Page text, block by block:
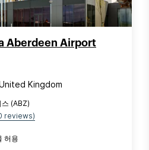
Aberdeen Airport
Kingdom
(ABZ)
reviews)
허용